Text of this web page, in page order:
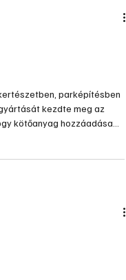
parképítésben
kezdte meg az
kötőanyag hozzáadása